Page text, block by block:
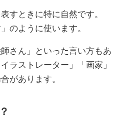
すときに特に自然です。
のように使います。
さん」といった言い方もあ
ラストレーター」「画家」
があります。